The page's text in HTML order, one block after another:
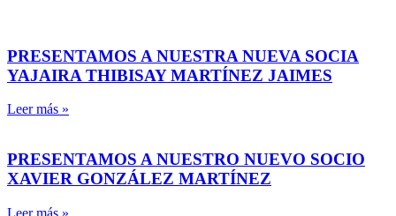
PRESENTAMOS A NUESTRA NUEVA SOCIA
YAJAIRA THIBISAY MARTÍNEZ JAIMES
Leer más »
PRESENTAMOS A NUESTRO NUEVO SOCIO
XAVIER GONZÁLEZ MARTÍNEZ
Leer más »